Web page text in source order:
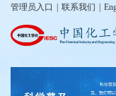
管理员入口 联系我们